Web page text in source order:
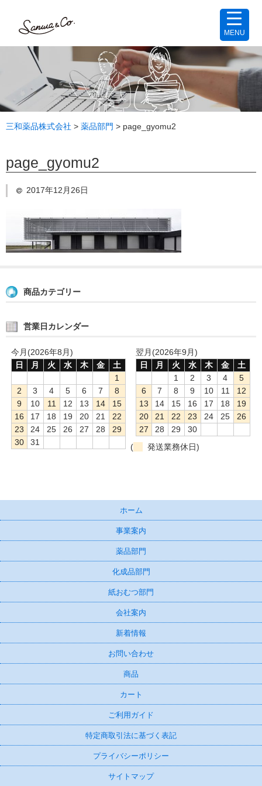
三和薬品株式会社 > 薬品部門 > page_gyomu2
page_gyomu2
2017年12月26日
商品カテゴリー
営業日カレンダー
今月(2026年8月)
日
月 火 水 木 金
土
1
2
3 4 5 6 7
8
9
10 11 12 13 14
15
16
17 18 19 20 21
22
23
24 25 26 27 28
29
30
31
翌月(2026年9月)
日
月 火 水 木 金
土
1
2 3 4
5
6
7 8 9 10 11
12
13
14 15 16 17 18
19
20
21 22 23 24 25
26
27
28 29
30
(
発送業務休日)
ホーム
事業案内
薬品部門
化成品部門
紙おむつ部門
会社案内
新着情報
お問い合わせ
商品
カート
ご利用ガイド
特定商取引法に基づく表記
プライバシーポリシー
サイトマップ
MENU